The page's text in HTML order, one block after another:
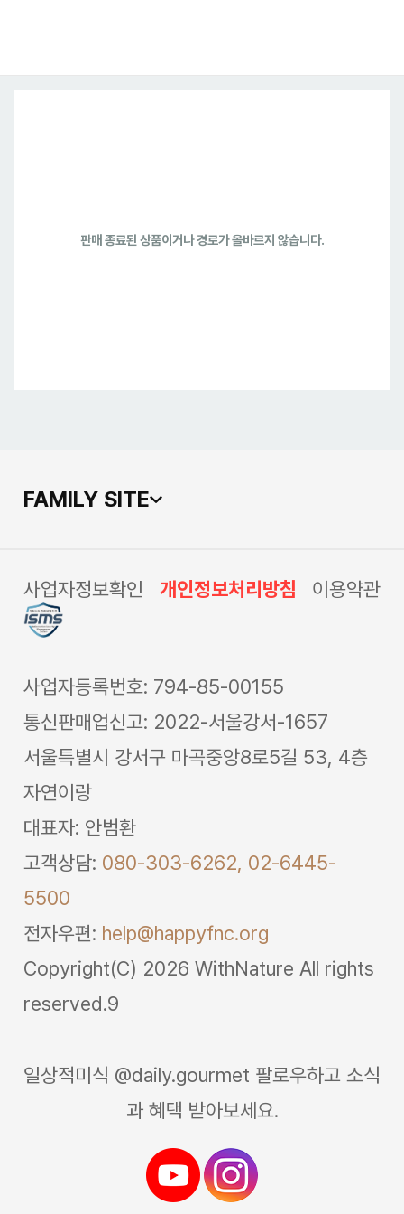
판매 종료된 상품이거나 경로가 올바르지 않습니다.
FAMILY SITE
사업자정보확인 개인정보처리방침 이용약관
사업자등록번호: 794-85-00155
통신판매업신고: 2022-서울강서-1657
서울특별시 강서구 마곡중앙8로5길 53, 4층
자연이랑
대표자: 안범환
고객상담: 080-303-6262, 02-6445-
5500
전자우편: help@happyfnc.org
Copyright(C) 2026 WithNature All rights
reserved.9
일상적미식 @daily.gourmet 팔로우하고 소식
과 혜택 받아보세요.